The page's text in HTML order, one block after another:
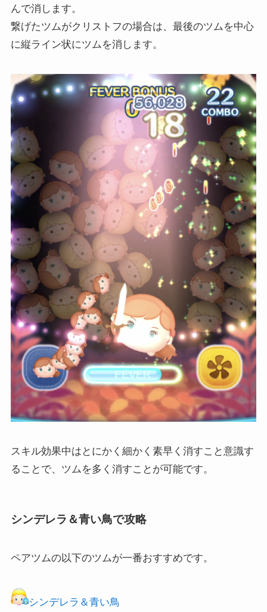
んで消します。
繋げたツムがクリストフの場合は、最後のツムを中心
に縦ライン状にツムを消します。
スキル効果中はとにかく細かく素早く消すこと意識す
ることで、ツムを多く消すことが可能です。
シンデレラ＆青い鳥で攻略
ペアツムの以下のツムが一番おすすめです。
シンデレラ＆青い鳥